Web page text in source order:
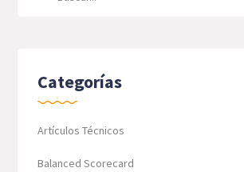
Categorías
Artículos Técnicos
Balanced Scorecard